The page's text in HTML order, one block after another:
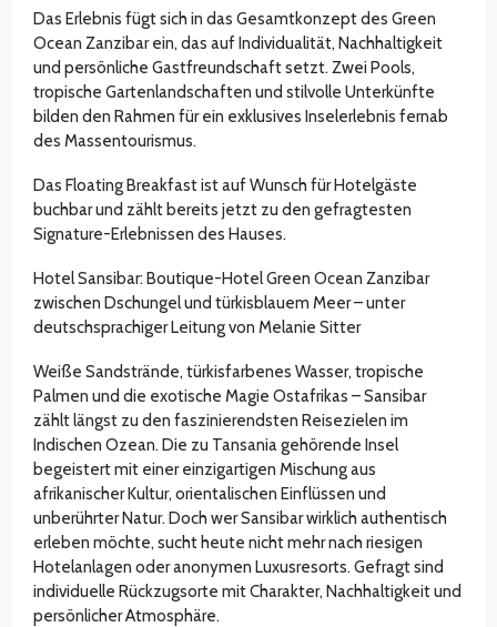
Das Erlebnis fügt sich in das Gesamtkonzept des Green
Ocean Zanzibar ein, das auf Individualität, Nachhaltigkeit
und persönliche Gastfreundschaft setzt. Zwei Pools,
tropische Gartenlandschaften und stilvolle Unterkünfte
bilden den Rahmen für ein exklusives Inselerlebnis fernab
des Massentourismus.
Das Floating Breakfast ist auf Wunsch für Hotelgäste
buchbar und zählt bereits jetzt zu den gefragtesten
Signature-Erlebnissen des Hauses.
Hotel Sansibar: Boutique-Hotel Green Ocean Zanzibar
zwischen Dschungel und türkisblauem Meer – unter
deutschsprachiger Leitung von Melanie Sitter
Weiße Sandstrände, türkisfarbenes Wasser, tropische
Palmen und die exotische Magie Ostafrikas – Sansibar
zählt längst zu den faszinierendsten Reisezielen im
Indischen Ozean. Die zu Tansania gehörende Insel
begeistert mit einer einzigartigen Mischung aus
afrikanischer Kultur, orientalischen Einflüssen und
unberührter Natur. Doch wer Sansibar wirklich authentisch
erleben möchte, sucht heute nicht mehr nach riesigen
Hotelanlagen oder anonymen Luxusresorts. Gefragt sind
individuelle Rückzugsorte mit Charakter, Nachhaltigkeit und
persönlicher Atmosphäre.